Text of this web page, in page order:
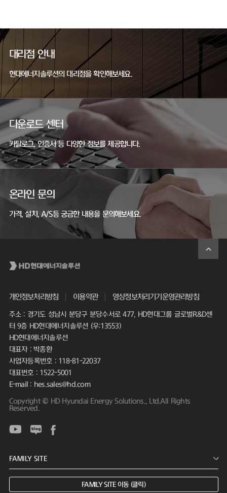
대리점 안내
현대에너지솔루션의 대리점을 확인해보세요.
다운로드 센터
카탈로그, 인증서 등 다양한 정보를 제공합니다.
온라인 문의
가격, 설치, A/S등 궁금한 내용을 문의해보세요.
개인정보처리방침 이용약관 영상정보처리기기운영관리방침
주소 : 경기도 성남시 분당구 분당수서로 477, HD현대그룹 글로벌R&D센
터 9층 HD현대에너지솔루션 (우:13553)
HD현대에너지솔루션
대표자 : 박종환
사업자등록번호 : 118-81-22037
대표번호 : 1522-5001
E-mail : hes.sales@hd.com
Copyright © HD Hyundai Energy Solutions., Ltd.All Rights
Reserved.
FAMILY SITE 이동 (클릭)